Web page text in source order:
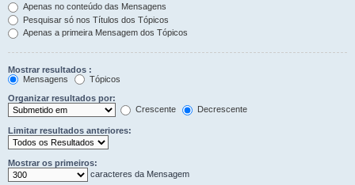
Apenas no conteúdo das Mensagens
Pesquisar só nos Títulos dos Tópicos
Apenas a primeira Mensagem dos Tópicos
Mostrar resultados :
Mensagens
Tópicos
Organizar resultados por:
Crescente
Decrescente
Limitar resultados anteriores:
Mostrar os primeiros:
caracteres da Mensagem